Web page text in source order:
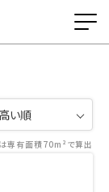
専有面積70m²で算出